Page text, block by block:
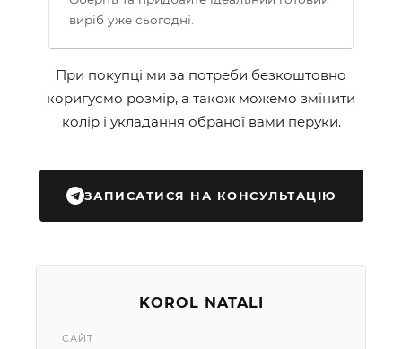
виріб уже сьогодні.
При покупці ми за потреби безкоштовно
коригуємо розмір, а також можемо змінити
колір і укладання обраної вами перуки.
ЗАПИСАТИСЯ НА КОНСУЛЬТАЦІЮ
KOROL NATALI
САЙТ